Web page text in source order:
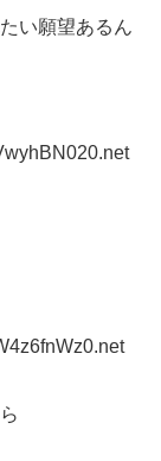
い願望あるん